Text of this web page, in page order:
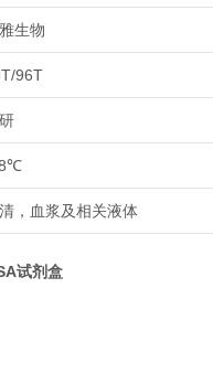
生物
96T
，血浆及相关液体
试剂盒